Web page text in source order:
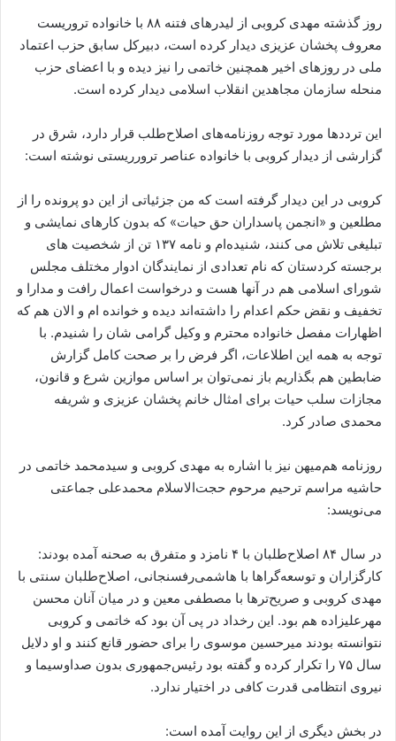
روز گذشته مهدی کروبی از لیدرهای فتنه ۸۸ با خانواده تروریست
معروف پخشان عزیزی دیدار کرده است، دبیرکل سابق حزب اعتماد
ملی در روزهای اخیر همچنین خاتمی را نیز دیده و با اعضای حزب
منحله سازمان مجاهدین انقلاب اسلامی دیدار کرده است.
این ترددها مورد توجه روزنامه‌های اصلاح‌طلب قرار دارد، شرق در
گزارشی از دیدار کروبی با خانواده عناصر ترورریستی نوشته است:
کروبی در این دیدار گرفته است که من جزئیاتی از این دو پرونده را از
مطلعین و «انجمن پاسداران حق حیات» که بدون کارهای نمایشی و
تبلیغی تلاش می کنند، شنیده‌ام و نامه ۱۳۷ تن از شخصیت های
برجسته کردستان که نام تعدادی از نمایندگان ادوار مختلف مجلس
شورای اسلامی هم در آنها هست و درخواست اعمال رافت و مدارا و
تخفیف و نقض حکم اعدام را داشته‌اند دیده و خوانده ام و الان هم که
اظهارات مفصل خانواده محترم و وکیل گرامی شان را شنیدم. با
توجه به همه این اطلاعات، اگر فرض را بر صحت کامل گزارش
ضابطین هم بگذاریم باز نمی‌توان بر اساس موازین شرع و قانون،
‌مجازات سلب حیات برای امثال خانم پخشان عزیزی و شریفه
محمدی صادر کرد.
روزنامه هم‌میهن نیز با اشاره به مهدی کروبی و سیدمحمد خاتمی در
حاشیه مراسم ترحیم مرحوم حجت‌الاسلام محمدعلی جماعتی
می‌نویسد:
در سال ۸۴ اصلاح‌طلبان با ۴ نامزد و متفرق به صحنه آمده بودند:
کارگزاران و توسعه‌گراها با هاشمی‌رفسنجانی، اصلاح‌طلبان سنتی با
مهدی کروبی و صریح‌ترها با مصطفی معین و در میان آنان محسن
مهرعلیزاده هم بود. این رخداد در پی آن بود که خاتمی و کروبی
نتوانسته بودند میرحسین موسوی را برای حضور قانع کنند و او دلایل
سال ۷۵ را تکرار کرده و گفته بود رئیس‌جمهوری بدون صداوسیما و
نیروی انتظامی قدرت کافی در اختیار ندارد.
در بخش دیگری از این روایت آمده است: